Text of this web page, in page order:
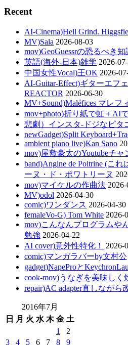
Recent
AI-Cinema)Hell Grind.
MV)Sala 2026-08-03
mov)GeoGuessrの恐るべき
英語(海外-日本)雑学 2026-
中国女性Vocal)王OK 2026-
AI-Guitar-Effect)ギターエフ
REACTOR 2026-06-30
MV+Sound)Maléfices マレフ
mov+photo)折り紙で虹＋AI
悲劇）インスタ-ドジなピタ
newGadget)Split
ambient piano live)Kan Sano
mov)屋敷豪太のYoutubeチャ
band)Angine de Poitrine (こ
ーヌ・ド・ポワトリーヌ
mov)マイケルの作曲法
MV)odol 2026-04-30
comic)ワンダンス 2026-04-30
femaleVo-G) Tom White 2026-
mov)こんなんプログラムや
勉強 2026-04-22
AI cover)意外性特化！
2026-
comic)マンガラバーby文村公
gadget)NapeProと
cook-mov)うなぎを美味しく
repair)AC adapter直しながら
2016年7月
日
月 火 水 木 金 土
1
2
3
4 5 6 7 8 9